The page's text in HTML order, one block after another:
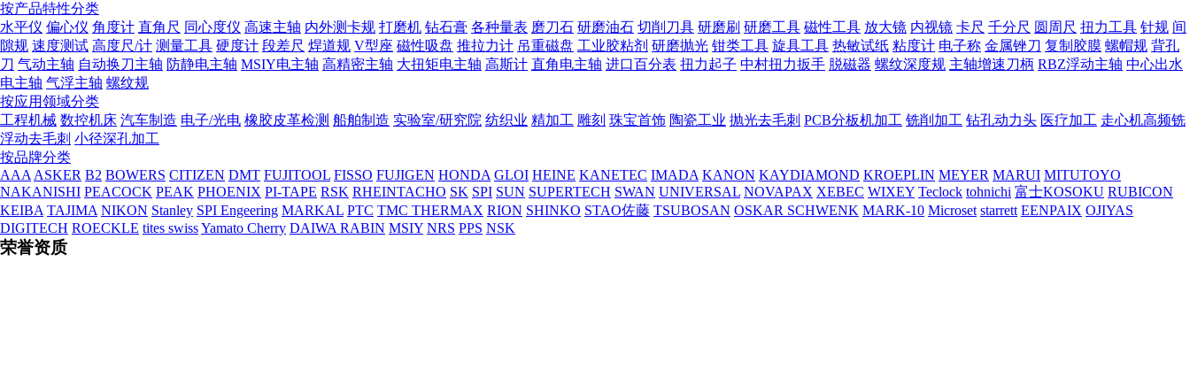
按产品特性分类
水平仪 偏心仪 角度计 直角尺 同心度仪 高速主轴 内外测卡规 打磨机 钻石膏 各种量表 磨刀石 研磨油石 切削刀具 研磨刷 研磨工具 磁性工具 放大镜 内视镜 卡尺 千分尺 圆周尺 扭力工具 针规 间
隙规 速度测试 高度尺/计 测量工具 硬度计 段差尺 焊道规 V型座 磁性吸盘 推拉力计 吊重磁盘 工业胶粘剂 研磨抛光 钳类工具 旋具工具 热敏试纸 粘度计 电子称 金属锉刀 复制胶膜 螺帽规 背孔
刀 气动主轴 自动换刀主轴 防静电主轴 MSIY电主轴 高精密主轴 大扭矩电主轴 高斯计 直角电主轴 进口百分表 扭力起子 中村扭力扳手 脱磁器 螺纹深度规 主轴增速刀柄 RBZ浮动主轴 中心出水
电主轴 气浮主轴 螺纹规
按应用领域分类
工程机械 数控机床 汽车制造 电子/光电 橡胶皮革检测 船舶制造 实验室/研究院 纺织业 精加工 雕刻 珠宝首饰 陶瓷工业 抛光去毛刺 PCB分板机加工 铣削加工 钻孔动力头 医疗加工 走心机高频铣
浮动去毛刺 小径深孔加工
按品牌分类
AAA ASKER B2 BOWERS CITIZEN DMT FUJITOOL FISSO FUJIGEN HONDA GLOI HEINE KANETEC IMADA KANON KAYDIAMOND KROEPLIN MEYER MARUI MITUTOYO
NAKANISHI PEACOCK PEAK PHOENIX PI-TAPE RSK RHEINTACHO SK SPI SUN SUPERTECH SWAN UNIVERSAL NOVAPAX XEBEC WIXEY Teclock tohnichi 富士KOSOKU RUBICON
KEIBA TAJIMA NIKON Stanley SPI Engeering MARKAL PTC TMC THERMAX RION SHINKO STAO佐藤 TSUBOSAN OSKAR SCHWENK MARK-10 Microset starrett EENPAIX OJIYAS
DIGITECH ROECKLE tites swissYamato Cherry DAIWA RABIN MSIY NRS PPS NSK
荣誉资质
营业执照